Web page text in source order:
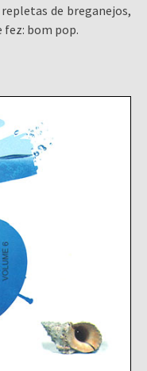
repletas de breganejos,
fez: bom pop.